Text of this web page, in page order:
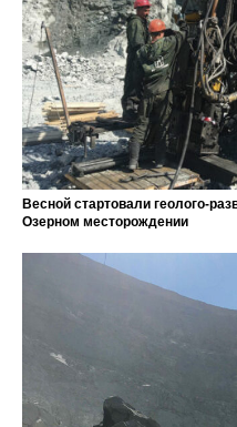
Весной стартовали геолого-
Озерном месторождении